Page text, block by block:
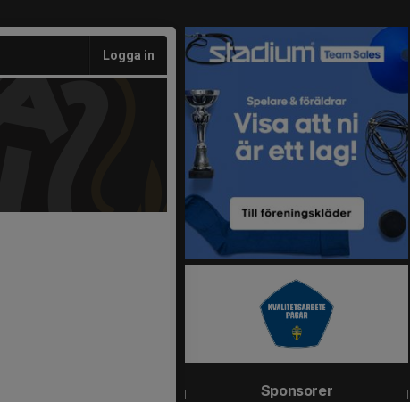
Logga in
Sponsorer